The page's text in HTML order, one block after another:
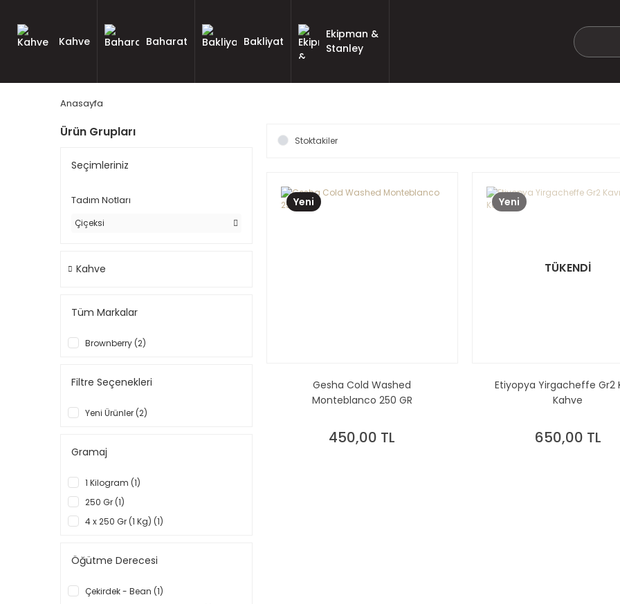
Kahve Baharat Bakliyat
Ekipman &
Stanley
Anasayfa
Ürün Grupları
Seçimleriniz
Tadım Notları
Çiçeksi
Kahve
Tüm Markalar
Brownberry (2)
Filtre Seçenekleri
Yeni Ürünler (2)
Gramaj
1 Kilogram (1)
250 Gr (1)
4 x 250 Gr (1 Kg) (1)
Öğütme Derecesi
Çekirdek - Bean (1)
Stoktakiler
Yeni
Gesha Cold Washed
Monteblanco 250 GR
450,00 TL
Yeni
TÜKENDİ
Etiyopya Yirgacheffe Gr2
Kahve
650,00 TL